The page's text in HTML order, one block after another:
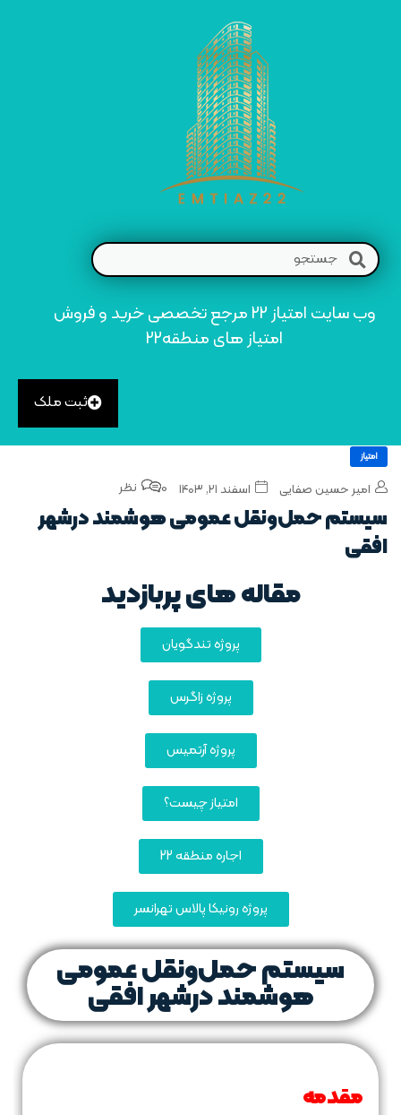
وب سایت امتیاز 22 مرجع تخصصی خرید و فروش
امتیاز های منطقه22
ثبت ملک
امتیاز
امیر حسین صفایی اسفند ۲۱, ۱۴۰۳ 0 نظر
سیستم‌ حمل‌ونقل عمومی هوشمند درشهر
افقی
مقاله های پربازدید
پروژه تندگویان
پروژه زاگرس
پروژه آرتمیس
امتیاز چیست؟
اجاره منطقه 22
پروژه رونیکا پالاس تهرانسر
سیستم‌ حمل‌ونقل عمومی
هوشمند درشهر افقی
مقدمه